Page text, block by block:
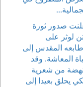
صدور ثورة
لوثر على
المقدس إلى
المعاشة. وقد
من شعرية
يحلق بعيدا إلى